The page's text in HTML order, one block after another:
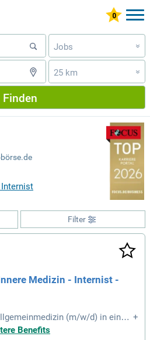
Jobs »
25 km »
Finden
Filter
Medizin - Internist -
(m/w/d) in einer
Praxis! Wir suchen Sie in Vol
+
Benefits